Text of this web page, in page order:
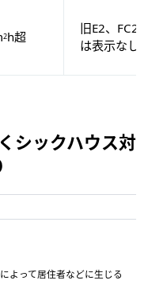
2h超
旧E2、FC2
は表示なし
シックハウス対
よって居住者などに生じる